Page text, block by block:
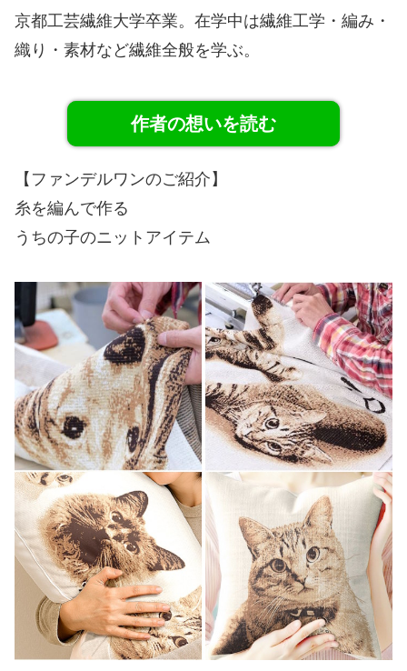
京都工芸繊維大学卒業。在学中は繊維工学・編み・
織り・素材など繊維全般を学ぶ。
作者の想いを読む
【ファンデルワンのご紹介】
糸を編んで作る
うちの子のニットアイテム